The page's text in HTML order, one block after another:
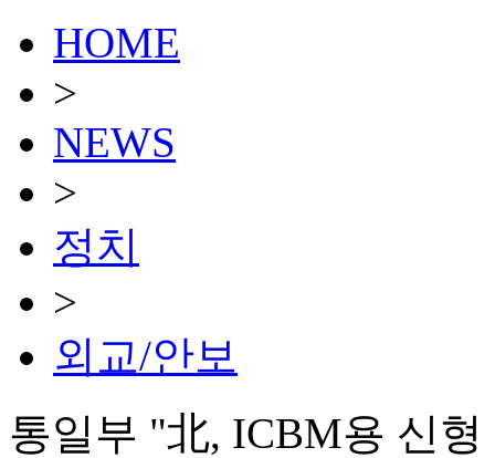
HOME
>
NEWS
>
정치
>
외교/안보
통일부 "北, ICBM용 신